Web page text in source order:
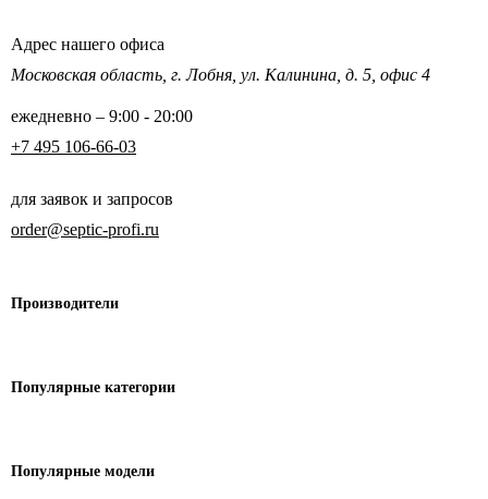
Адрес нашего офиса
Московская область, г. Лобня, ул. Калинина, д. 5, офис 4
ежедневно – 9:00 - 20:00
+7 495 106-66-03
для заявок и запросов
order@septic-profi.ru
Производители
Популярные категории
Популярные модели